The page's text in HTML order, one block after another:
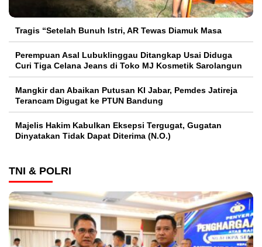
Tragis “Setelah Bunuh Istri, AR Tewas Diamuk Masa
Perempuan Asal Lubuklinggau Ditangkap Usai Diduga
Curi Tiga Celana Jeans di Toko MJ Kosmetik Sarolangun
Mangkir dan Abaikan Putusan KI Jabar, Pemdes Jatireja
Terancam Digugat ke PTUN Bandung
Majelis Hakim Kabulkan Eksepsi Tergugat, Gugatan
Dinyatakan Tidak Dapat Diterima (N.O.)
TNI & POLRI